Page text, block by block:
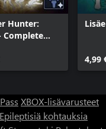
Hunter:
Complete
4,99
XBOX-lisävarusteet
Epileptisiä kohtauksia